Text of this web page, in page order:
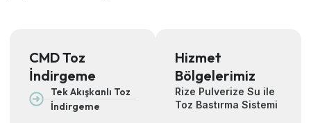
CMD Toz
İndirgeme
Tek Akışkanlı Toz
İndirgeme
Hizmet
Bölgelerimiz
Rize Pulverize Su ile
Toz Bastırma Sistemi